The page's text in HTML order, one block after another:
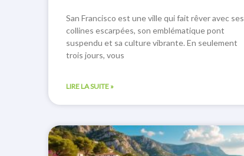
San Francisco est une ville qui fait rêver avec ses
collines escarpées, son emblématique pont
suspendu et sa culture vibrante. En seulement
trois jours, vous
LIRE LA SUITE »